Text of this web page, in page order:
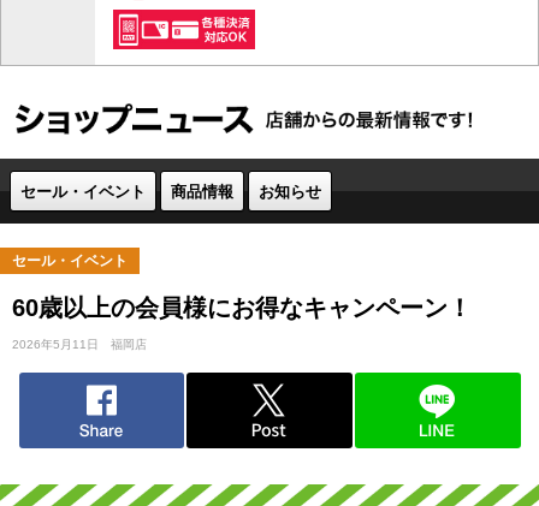
セール・イベント 商品情報 お知らせ
セール・イベント
60歳以上の会員様にお得なキャンペーン！
2026年5月11日 福岡店